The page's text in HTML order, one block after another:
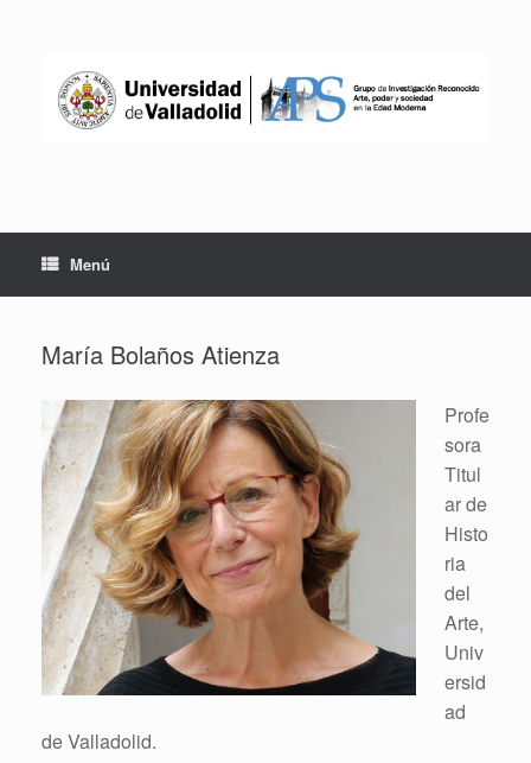
Menú
María Bolaños Atienza
Profe
sora
Titul
ar de
Histo
ria
del
Arte,
Univ
ersid
ad
de Valladolid.